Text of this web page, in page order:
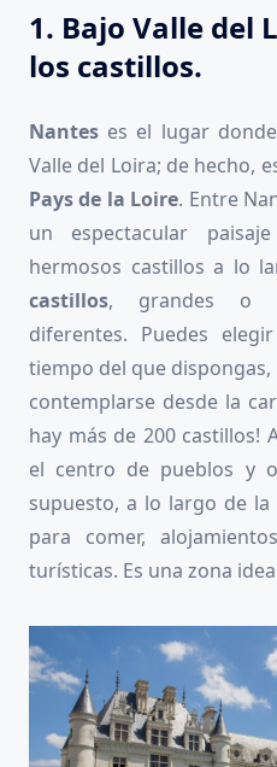
1. Bajo Valle del
los castillos.
Nantes es el lugar
Valle del Loira; de hecho,
Pays de la Loire. Entre
un espectacular
hermosos castillos a lo
castillos, grandes o
diferentes. Puedes
tiempo del que
contemplarse desde la
hay más de 200 castillos!
el centro de pueblos y
supuesto, a lo largo de
para comer,
turísticas. Es una zona